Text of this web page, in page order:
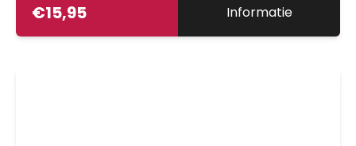
€15,95 Informatie